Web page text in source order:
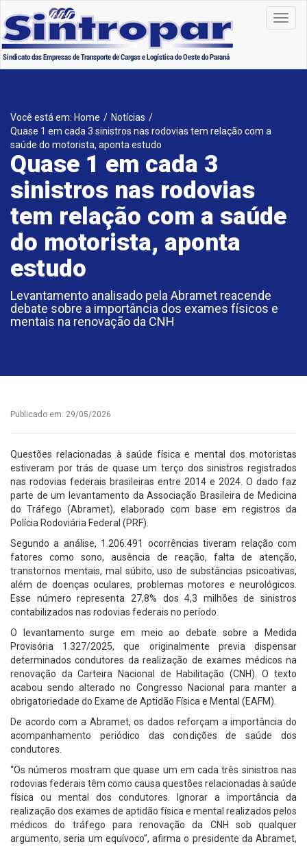
Você está em: Home / Notícias /
Quase 1 em cada 3 sinistros nas rodovias tem relação com a
saúde do motorista, aponta estudo
Quase 1 em cada 3
sinistros nas rodovias
tem relação com a saúde
do motorista, aponta
estudo
Levantamento analisado pela Abramet reacende
debate sobre a importância dos exames físicos e
mentais na renovação da CNH
Publicado em: 29/05/2026
Questões relacionadas à saúde física e mental dos motoristas
estiveram por trás de quase um terço dos sinistros registrados
nas rodovias federais brasileiras entre 2014 e 2024. O dado faz
parte de um levantamento da Associação Brasileira de Medicina
do Tráfego (Abramet), elaborado com base em registros da
Polícia Rodoviária Federal (PRF).
Segundo a análise, 1.206.491 ocorrências tiveram relação com
fatores como sono, ausência de reação, falta de atenção,
transtornos mentais, mal súbito, uso de substâncias psicoativas,
além de doenças oculares, problemas motores e neurológicos.
Esse número representa 27,8% dos 4,3 milhões de sinistros
contabilizados nas rodovias federais no período.
O levantamento surge em meio ao debate sobre a Medida
Provisória 1.327/2025, que originalmente previa dispensar
determinados condutores da realização de exames médicos na
renovação da Carteira Nacional de Habilitação (CNH). O texto
acabou sendo alterado no Congresso Nacional para manter a
obrigatoriedade do Exame de Aptidão Física e Mental (EAFM).
De acordo com a Abramet, os dados reforçam a importância do
acompanhamento periódico das condições de saúde dos
condutores.
“Os números mostram que quase um em cada três sinistros nas
rodovias federais têm como causa questões relacionadas à saúde
física ou mental dos condutores. Ignorar a importância da
realização dos exames de aptidão física e mental realizados pelos
médicos do tráfego para renovação da CNH sob qualquer
argumento, seria um equívoco”, afirma o presidente da Abramet,